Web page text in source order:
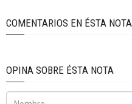
COMENTARIOS EN ÉSTA NOTA
OPINA SOBRE ÉSTA NOTA